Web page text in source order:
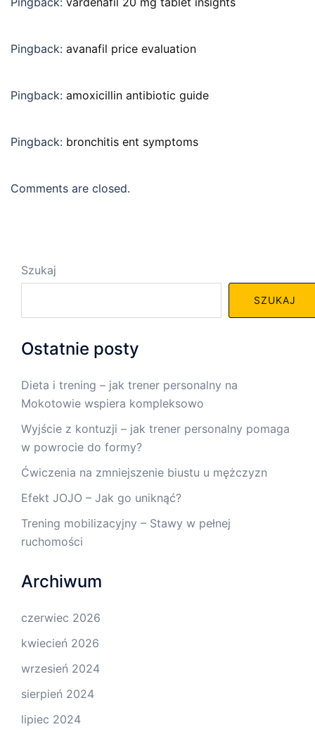
Pingback: avanafil price evaluation
Pingback: amoxicillin antibiotic guide
Pingback: bronchitis ent symptoms
Comments are closed.
Szukaj
SZUKAJ
Ostatnie posty
Dieta i trening – jak trener personalny na
Mokotowie wspiera kompleksowo
Wyjście z kontuzji – jak trener personalny pomaga
w powrocie do formy?
Ćwiczenia na zmniejszenie biustu u mężczyzn
Efekt JOJO – Jak go uniknąć?
Trening mobilizacyjny – Stawy w pełnej
ruchomości
Archiwum
czerwiec 2026
kwiecień 2026
wrzesień 2024
sierpień 2024
lipiec 2024